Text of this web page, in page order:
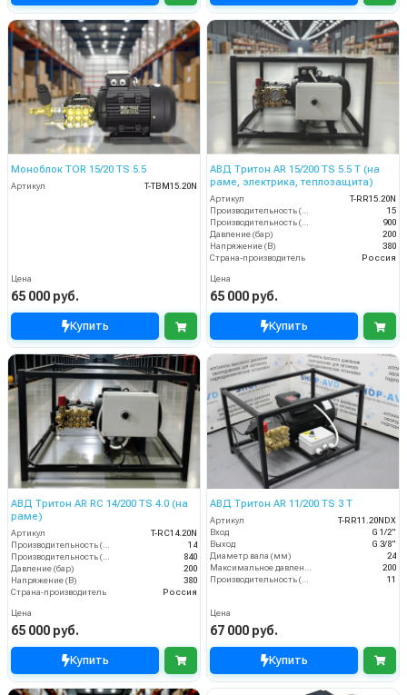
Моноблок TOR 15/20 TS 5.5
Артикул T-TBM15.20N
Цена
65 000 руб.
Купить
АВД Тритон AR 15/200 TS 5.5 T (на
раме, электрика, теплозащита)
Артикул
T-RR15.20N
Производительность (л/мин)
15
Производительность (л/ч)
900
Давление (бар)
200
Напряжение (В)
380
Страна-производитель
Россия
Цена
65 000 руб.
Купить
АВД Тритон AR RC 14/200 TS 4.0 (на
раме)
Артикул
T-RС14.20N
14
840
Давление (бар)
200
Напряжение (В)
380
Страна-производитель
Россия
Цена
65 000 руб.
Купить
АВД Тритон AR 11/200 TS 3 T
Артикул
T-RR11.20NDX
Вход
G 1/2"
Выход
G 3/8"
Диаметр вала (мм)
24
200
11
Цена
67 000 руб.
Купить